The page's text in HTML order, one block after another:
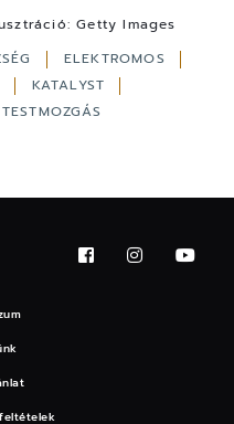
Getty Images
ELEKTROMOS
KATALYST
TESTMOZGÁS